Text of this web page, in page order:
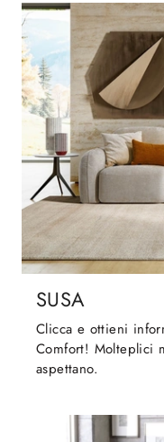
SUSA
Clicca e ottieni
Comfort! Molteplici
aspettano.